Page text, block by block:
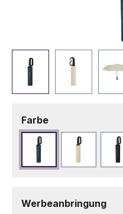
Farbeauswählen
MarineblauNaturfarbe
Werbeanbringung